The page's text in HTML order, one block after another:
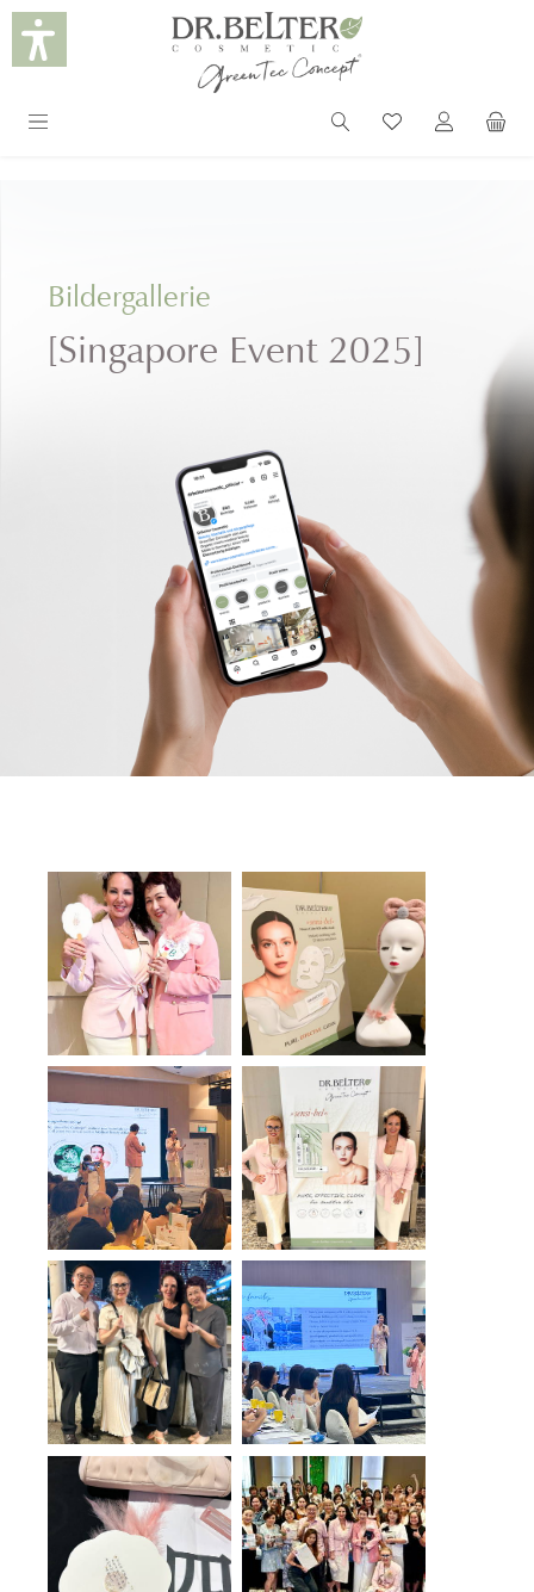
springen
Bildergallerie
[Singapore Event 2025]